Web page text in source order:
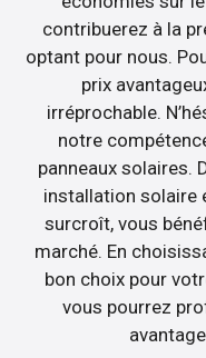
contribuerez à la
optant pour nous.
prix
irréprochable.
notre
panneaux solaires.
installation solaire
surcroît, vous
marché. En
bon choix pour
vous pourrez